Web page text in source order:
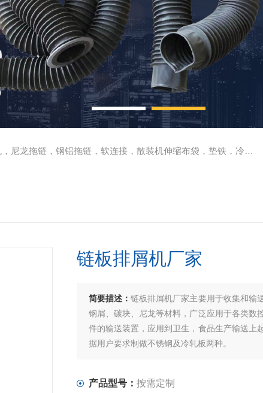
链，钢铝拖链，软连接，散装机伸缩布袋，垫铁，冷却管，刮屑板
链板排屑机厂家
简要描述：链板排屑机厂家主要用于收集和输
钢屑、碳块、尼龙等材料，广泛应用于各类数
件的输送装置，应用到卫生，食品生产输送上
据用户要求制做不锈钢及冷轧板两种。
产品型号： 按需定制